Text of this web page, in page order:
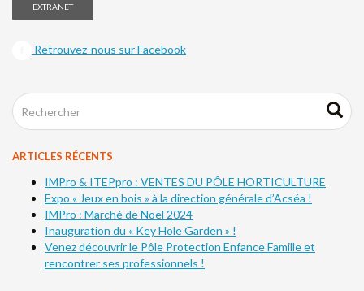
EXTRANET
Retrouvez-nous sur Facebook
ARTICLES RÉCENTS
IMPro & ITEPpro : VENTES DU PÔLE HORTICULTURE
Expo « Jeux en bois » à la direction générale d’Acséa !
IMPro : Marché de Noël 2024
Inauguration du « Key Hole Garden » !
Venez découvrir le Pôle Protection Enfance Famille et
rencontrer ses professionnels !